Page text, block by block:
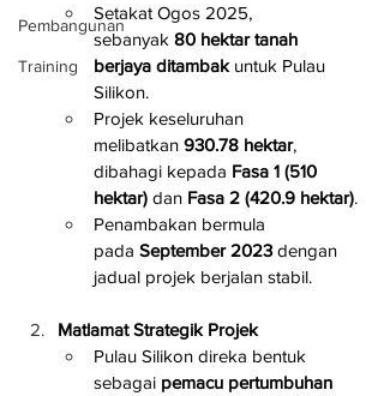
Pembangunan
Training
Setakat Ogos 2025,
sebanyak 80 hektar tanah
berjaya ditambak untuk Pulau
Silikon.
Projek keseluruhan
melibatkan 930.78 hektar,
dibahagi kepada Fasa 1 (510
hektar) dan Fasa 2 (420.9 hektar).
Penambakan bermula
pada September 2023 dengan
jadual projek berjalan stabil.
Matlamat Strategik Projek
Pulau Silikon direka bentuk
sebagai pemacu pertumbuhan